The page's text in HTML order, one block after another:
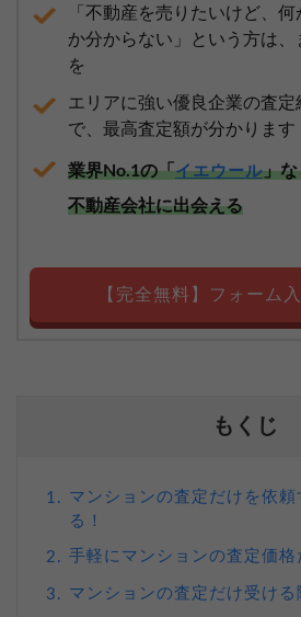
「不動産を売りたいけど、
か分からない」という方は、
を
エリアに強い優良企業の査定
で、最高査定額が分かります
業界No.1の「イエウール」な
不動産会社に出会える
【完全無料】フォーム
もくじ
1. マンションの査定だけを依
る！
2. 手軽にマンションの査定価格
3. マンションの査定だけ受ける